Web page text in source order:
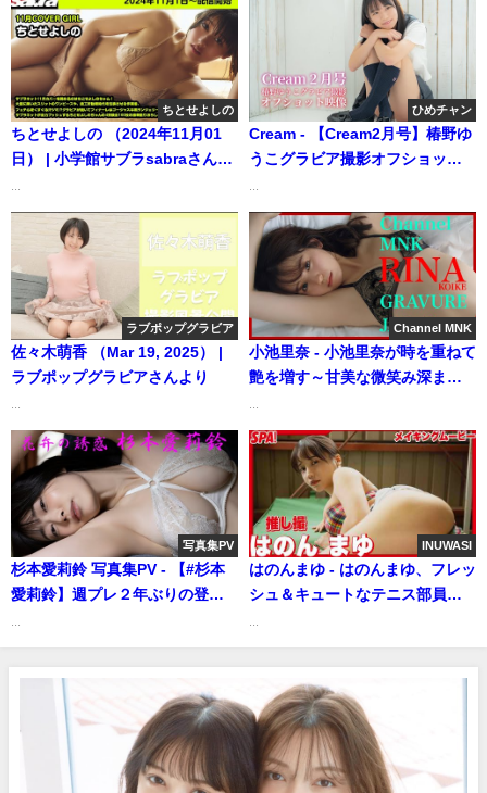
ちとせよしの
ちとせよしの （2024年11月01
日） | 小学館サブラsabraさんよ
ひめチャン
Cream - 【Cream2月号】椿野ゆ
うこグラビア撮影オフショット
さんより
ラブポップグラビア
佐々木萌香 （Mar 19, 2025） |
ラブポップグラビアさんより
Channel MNK
小池里奈 - 小池里奈が時を重ねて
艶を増す～甘美な微笑み深まる
2025) | Channel MNKさんより
写真集PV
杉本愛莉鈴 写真集PV - 【#杉本
愛莉鈴】週プレ２年ぶりの登場
ィを披露！ デジタル写真集
『花弁の誘惑』好評発売中!!
Mariri Sugimoto（2025年04月
25日） | 週プレChannel【集英
社 週刊プレイボーイ公式】さん
INUWASI
はのんまゆ - はのんまゆ、フレッ
シュ＆キュートなテニス部員
ビー (Jun 22, 2026) | SPA!グラ
ビアチャンネルさんより